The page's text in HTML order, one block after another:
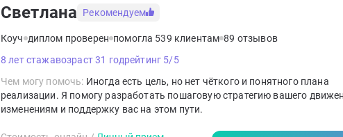
Светлана Рекомендуем
Коуч диплом проверен помогла 539 клиентам 89 отзывов
8 лет стажавозраст 31 годрейтинг 5/5
Чем могу помочь: Иногда есть цель, но нет чёткого и понятного плана
реализации. Я помогу разработать пошаговую стратегию вашего
изменениям и поддержку вас на этом пути.